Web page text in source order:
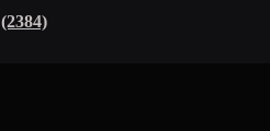
(2384)